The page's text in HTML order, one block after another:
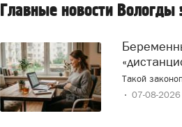
Главные новости Вологды
Беременных женщин предлагают переводить на
Такой
07-08-2026